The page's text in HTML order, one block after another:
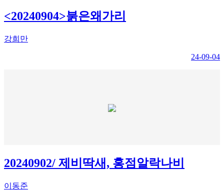
<20240904>붉은왜가리
강희만
24-09-04
20240902/ 제비딱새, 홍점알락나비
이동준